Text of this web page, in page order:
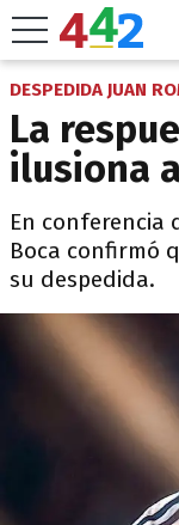
DESPEDIDA JUAN
La
ilusiona
En conferencia
Boca confirmó
su despedida.